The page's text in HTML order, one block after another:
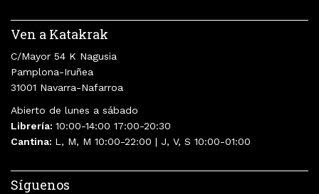
Ven a Katakrak
C/Mayor 54 K Nagusia
Pamplona-Iruñea
31001 Navarra-Nafarroa
Abierto de lunes a sábado
Librería: 10:00-14:00 17:00-20:30
Cantina: L, M, M 10:00-22:00 | J, V, S 10:00-01:00
Síguenos